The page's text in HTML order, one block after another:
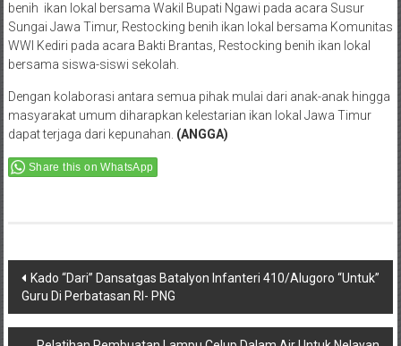
benih ikan lokal bersama Wakil Bupati Ngawi pada acara Susur
Sungai Jawa Timur, Restocking benih ikan lokal bersama Komunitas
WWI Kediri pada acara Bakti Brantas, Restocking benih ikan lokal
bersama siswa-siswi sekolah.
Dengan kolaborasi antara semua pihak mulai dari anak-anak hingga
masyarakat umum diharapkan kelestarian ikan lokal Jawa Timur
dapat terjaga dari kepunahan. (ANGGA)
Share this on WhatsApp
Post
navigation
Kado “Dari” Dansatgas Batalyon Infanteri 410/Alugoro “Untuk”
Guru Di Perbatasan RI- PNG